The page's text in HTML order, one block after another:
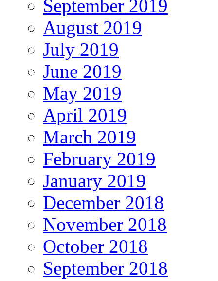
September 2019
August 2019
July 2019
June 2019
May 2019
April 2019
March 2019
February 2019
January 2019
December 2018
November 2018
October 2018
September 2018